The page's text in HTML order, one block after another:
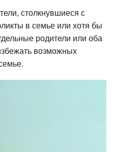
столкнувшиеся с
в семье или хотя бы
родители или оба
возможных